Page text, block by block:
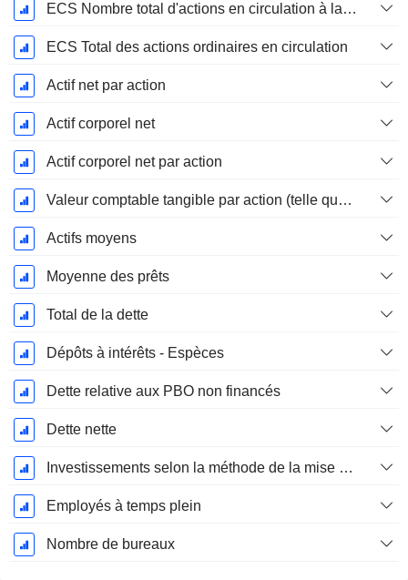
ECS Nombre total d'actions en circulation à la date de dépôt
ECS Total des actions ordinaires en circulation
Actif net par action
Actif corporel net
Actif corporel net par action
Valeur comptable tangible par action (telle que rapportée)
Actifs moyens
Moyenne des prêts
Total de la dette
Dépôts à intérêts - Espèces
Dette relative aux PBO non financés
Dette nette
Investissements selon la méthode de la mise en équivalence, total
Employés à temps plein
Nombre de bureaux